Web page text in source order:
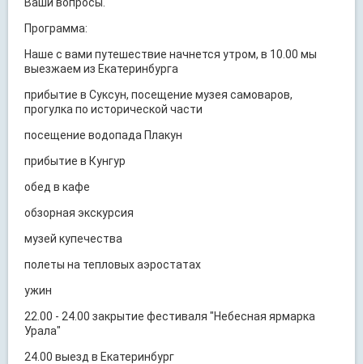
Программа:
Наше с вами путешествие начнется утром, в 10.00 мы
выезжаем из Екатеринбурга
прибытие в Суксун, посещение музея самоваров,
прогулка по исторической части
посещение водопада Плакун
прибытие в Кунгур
обед в кафе
обзорная экскурсия
музей купечества
полеты на тепловых аэростатах
ужин
22.00 - 24.00 закрытие фестиваля "Небесная ярмарка
Урала"
24.00 выезд в Екатеринбург